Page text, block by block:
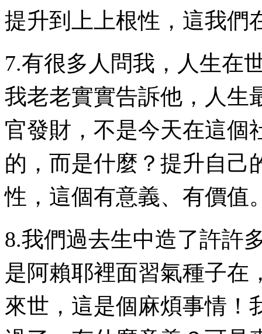
提升到上上根性，這我們
7.有很多人問我，人生在
我老老實實告訴他，人生
官發財，不是今天在這個
的，而是什麼？提升自己
性，這個有意義、有價值
8.我們過去生中造了許許
是阿賴耶裡面習氣種子在
來世，這是個麻煩事情！